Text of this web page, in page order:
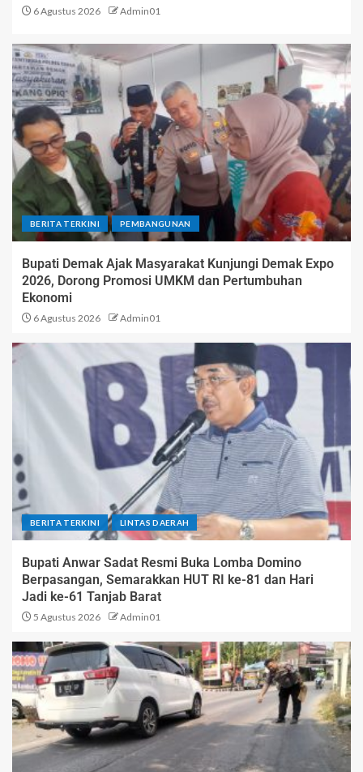
6 Agustus 2026 Admin01
BERITA TERKINI PEMBANGUNAN
Bupati Demak Ajak Masyarakat Kunjungi Demak Expo
2026, Dorong Promosi UMKM dan Pertumbuhan
Ekonomi
6 Agustus 2026 Admin01
BERITA TERKINI LINTAS DAERAH
Bupati Anwar Sadat Resmi Buka Lomba Domino
Berpasangan, Semarakkan HUT RI ke-81 dan Hari
Jadi ke-61 Tanjab Barat
5 Agustus 2026 Admin01